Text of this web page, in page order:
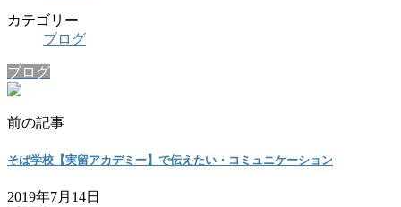
カテゴリー
ブログ
ブログ
前の記事
そば学校【実留アカデミー】で伝えたい・コミュニケーション
2019年7月14日